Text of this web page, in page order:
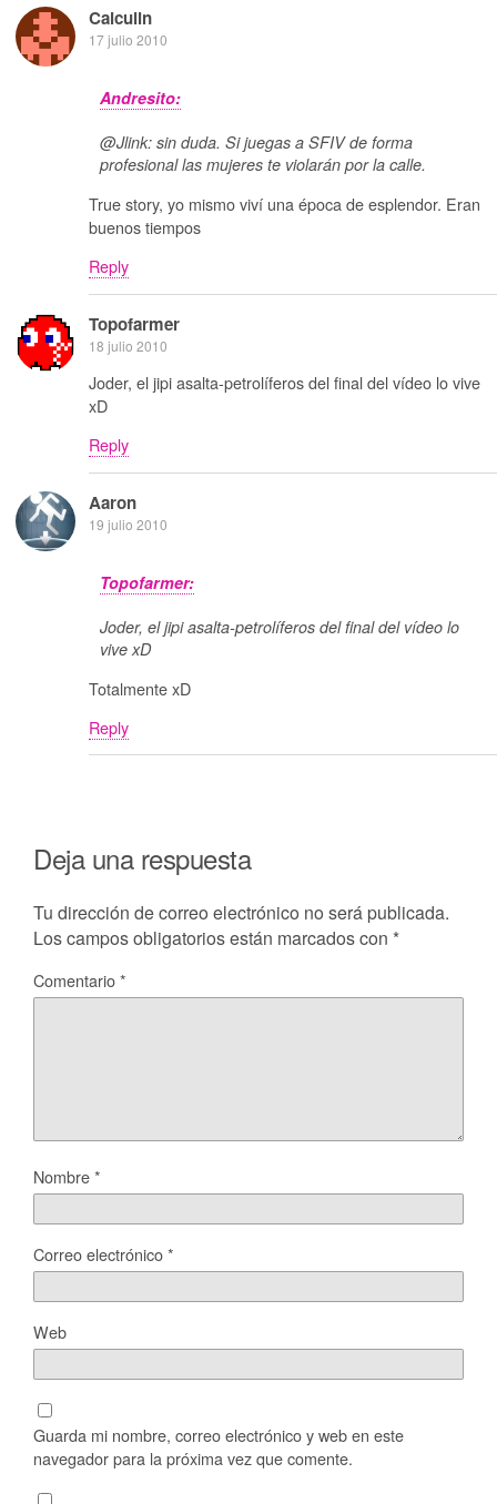
Calculin
17 julio 2010
Andresito:
@Jlink: sin duda. Si juegas a SFIV de forma
profesional las mujeres te violarán por la calle.
True story, yo mismo viví una época de esplendor. Eran
buenos tiempos
Reply
Topofarmer
18 julio 2010
Joder, el jipi asalta-petrolíferos del final del vídeo lo vive
xD
Reply
Aaron
19 julio 2010
Topofarmer:
Joder, el jipi asalta-petrolíferos del final del vídeo lo
vive xD
Totalmente xD
Reply
Deja una respuesta
Tu dirección de correo electrónico no será publicada.
Los campos obligatorios están marcados con *
Comentario*
Nombre*
Correo electrónico*
Web
Guarda mi nombre, correo electrónico y web en este
navegador para la próxima vez que comente.